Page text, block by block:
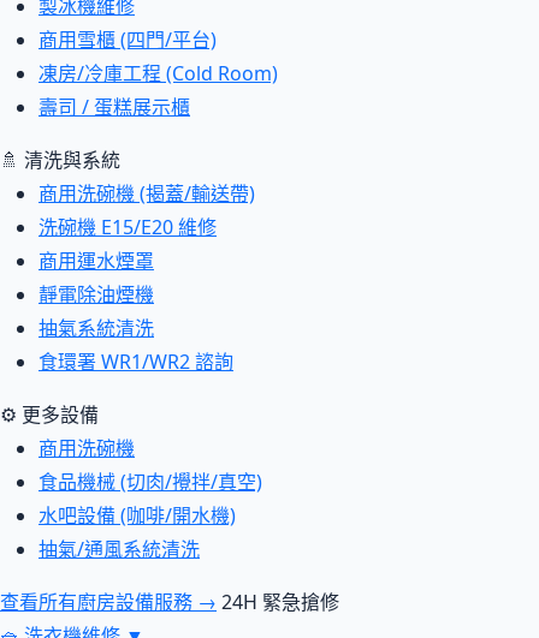
製冰機維修
商用雪櫃 (四門/平台)
凍房/冷庫工程 (Cold Room)
壽司 / 蛋糕展示櫃
🚿 清洗與系統
商用洗碗機 (揭蓋/輸送帶)
洗碗機 E15/E20 維修
商用運水煙罩
靜電除油煙機
抽氣系統清洗
食環署 WR1/WR2 諮詢
⚙ 更多設備
商用洗碗機
食品機械 (切肉/攪拌/真空)
水吧設備 (咖啡/開水機)
抽氣/通風系統清洗
查看所有廚房設備服務 → 24H 緊急搶修